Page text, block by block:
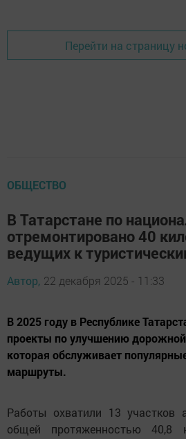
Перейти на страницу
ОБЩЕСТВО
В Татарстане по
отремонтировано 40
ведущих к
Автор, 22 декабря 2025 - 11:33
В 2025 году в Республике
проекты по улучшению
которая обслуживает
маршруты.
Работы охватили 13 участков
общей протяженностью 40,8